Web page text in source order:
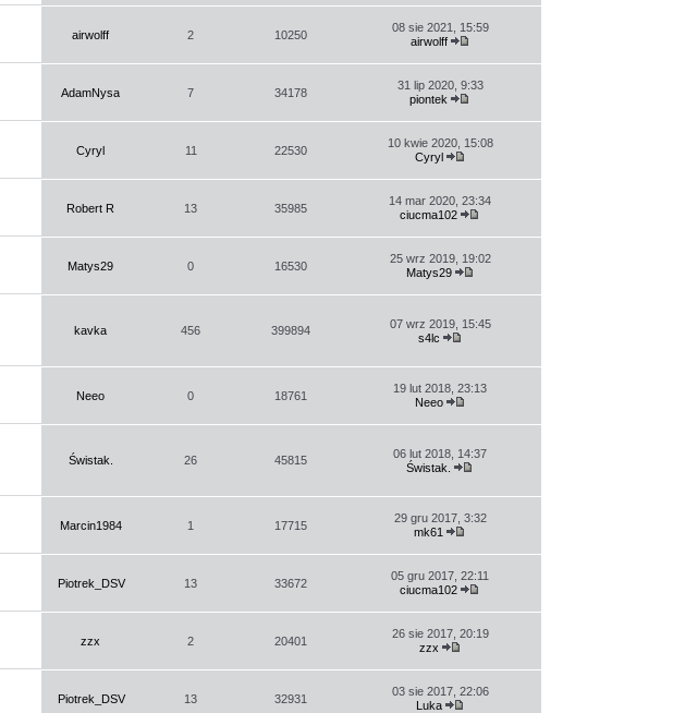
najnowszy
post
airwolff 2 10250
08 sie 2021, 15:59
airwolff
najnowszy
post
AdamNysa 7 34178
31 lip 2020, 9:33
piontek
najnowszy
post
Cyryl 11 22530
10 kwie 2020, 15:08
Cyryl
najnowszy
post
Robert R 13 35985
14 mar 2020, 23:34
ciucma102
najnowszy
post
Matys29 0 16530
25 wrz 2019, 19:02
Matys29
najnowszy
kavka 456 399894
07 wrz 2019, 15:45
s4lc
Neeo 0 18761
19 lut 2018, 23:13
Neeo
najnowszy
Świstak. 26 45815
06 lut 2018, 14:37
Świstak.
Marcin1984 1 17715
29 gru 2017, 3:32
mk61
najnowszy
post
Piotrek_DSV 13 33672
05 gru 2017, 22:11
ciucma102
najnowszy
post
zzx 2 20401
26 sie 2017, 20:19
zzx
najnowszy
post
Piotrek_DSV 13 32931
03 sie 2017, 22:06
Luka